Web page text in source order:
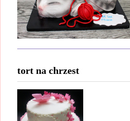
tort na chrzest